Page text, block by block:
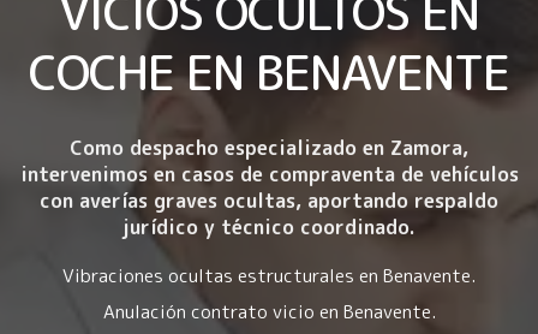
COCHE EN BENAVENTE
Como despacho especializado en Zamora,
intervenimos en casos de compraventa de vehículos
con averías graves ocultas, aportando respaldo
jurídico y técnico coordinado.
Vibraciones ocultas estructurales en Benavente.
Anulación contrato vicio en Benavente.